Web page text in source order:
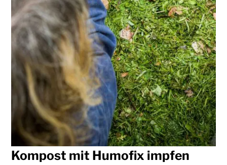
Kompost mit Humofix impfen